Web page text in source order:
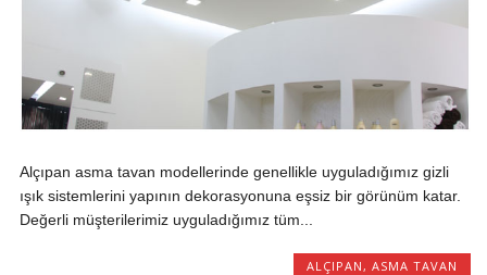
Alçıpan asma tavan modellerinde genellikle uyguladığımız gizli
ışık sistemlerini yapının dekorasyonuna eşsiz bir görünüm katar.
Değerli müşterilerimiz uyguladığımız tüm...
ALÇIPAN , ASMA TAVAN